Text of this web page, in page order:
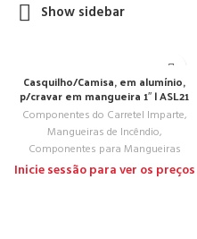
Show sidebar
Casquilho/Camisa, em alumínio,
p/cravar em mangueira 1″ | ASL21
Componentes do Carretel Imparte,
Mangueiras de Incêndio,
Componentes para Mangueiras
Inicie sessão para ver os preços